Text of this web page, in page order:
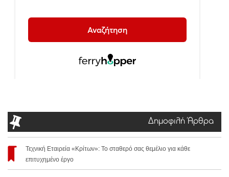
Δημοφιλή Άρθρα
Τεχνική Εταιρεία «Κρίτων»: Το σταθερό σας θεμέλιο για κάθε
επιτυχημένο έργο